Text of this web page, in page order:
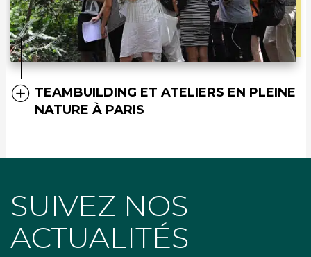
TEAMBUILDING ET ATELIERS EN PLEINE
NATURE À PARIS
SUIVEZ NOS
ACTUALITÉS